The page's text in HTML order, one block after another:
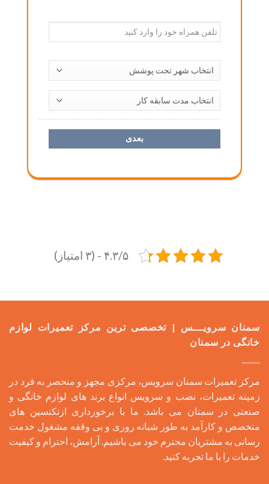
همراه
شهر
تحت
خود
را
سابقه
کار *
۴.۳/۵ - (۳ امتیاز)
سمنان سرویـــس | تخصصی ترین مرکز تعمیرات لوازم
خانگی در سمنان
مرکز تعمیرات سمنان سرویس، مرکزی مجهز و منحصر به فرد در
زمینه تعمیرات، نصب و سرویس انواع برند های لوازم خانگی و
صنعتی در سمنان می باشد. ما با برخورداری ازتکنسین های
متخصص و کارآمد به طور شبانه روزی و بی وقفه مشغول خدمت
رسانی به مشتریان محترم خود می باشیم. آرامش، احترام و کیفیت
خدمات را با ما تجربه کنید.